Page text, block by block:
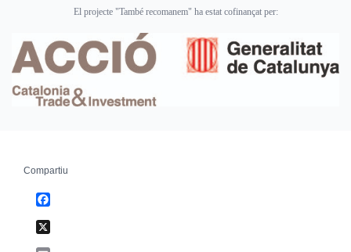
El projecte "També recomanem" ha estat cofinançat per:
Compartiu